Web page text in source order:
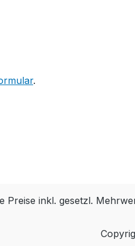
.
Preise inkl. gesetzl.